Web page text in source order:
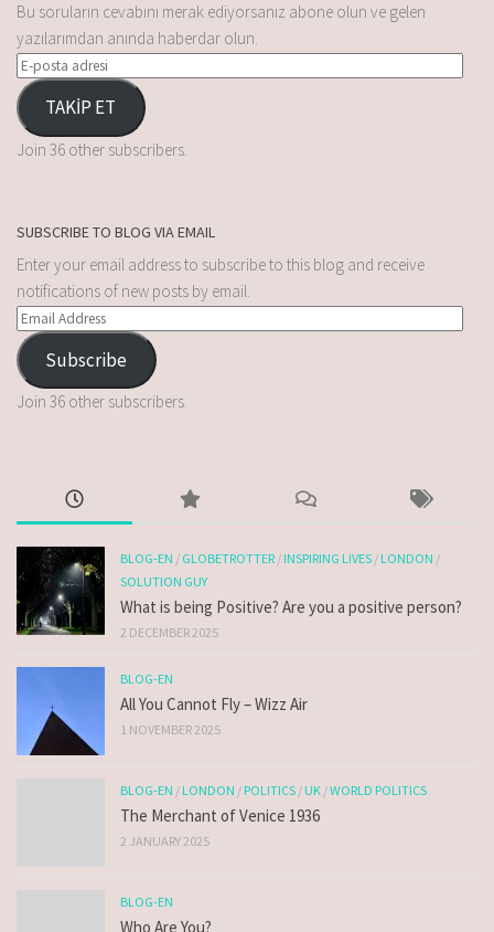
Bu soruların cevabını merak ediyorsanız abone olun ve gelen
yazılarımdan anında haberdar olun.
TAKİP ET
Join 36 other subscribers.
SUBSCRIBE TO BLOG VIA EMAIL
Enter your email address to subscribe to this blog and receive
notifications of new posts by email.
Subscribe
Join 36 other subscribers.
BLOG-EN / GLOBETROTTER /INSPIRING LIVES /LONDON /
SOLUTION GUY
What is being Positive? Are you a positive person?
2 DECEMBER 2025
BLOG-EN
All You Cannot Fly – Wizz Air
1 NOVEMBER 2025
BLOG-EN /LONDON /POLITICS /UK /WORLD POLITICS
The Merchant of Venice 1936
2 JANUARY 2025
BLOG-EN
Who Are You?